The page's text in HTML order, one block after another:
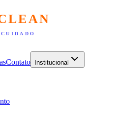
Contato Institucional